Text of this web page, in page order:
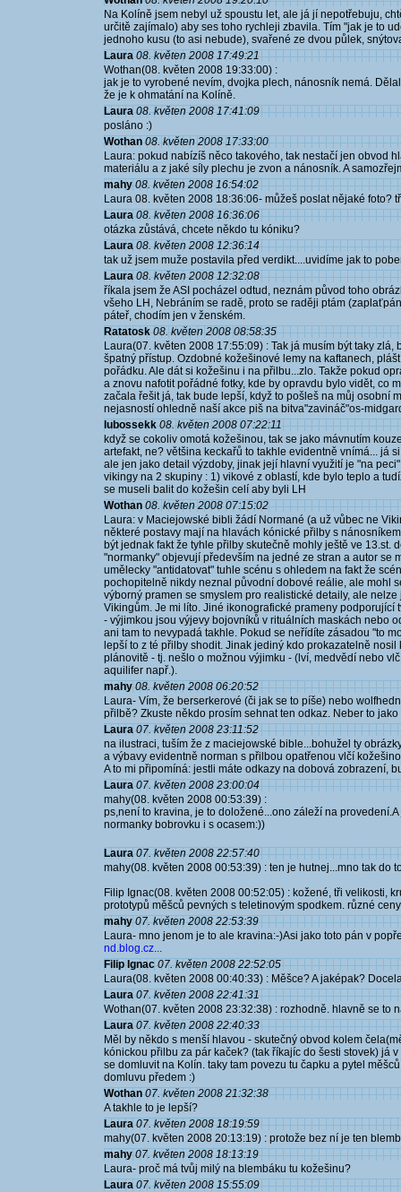
Na Kolíně jsem nebyl už spoustu let, ale já jí nepotřebuju,
určitě zajímalo) aby ses toho rychleji zbavila. Tím "jak je to
jednoho kusu (to asi nebude), svařené ze dvou půlek,
Laura 08. květen 2008 17:49:21
Wothan(08. květen 2008 19:33:00) :
jak je to vyrobené nevím, dvojka plech, nánosník nemá.
že je k ohmatání na Kolíně.
Laura 08. květen 2008 17:41:09
posláno :)
Wothan 08. květen 2008 17:33:00
Laura: pokud nabízíš něco takového, tak nestačí jen obvod
materiálu a z jaké síly plechu je zvon a nánosník. A
mahy 08. květen 2008 16:54:02
Laura 08. květen 2008 18:36:06- můžeš poslat nějaké foto?
Laura 08. květen 2008 16:36:06
otázka zůstává, chcete někdo tu kóniku?
Laura 08. květen 2008 12:36:14
tak už jsem muže postavila před verdikt....uvidíme jak to
Laura 08. květen 2008 12:32:08
říkala jsem že ASI pocházel odtud, neznám původ toho
všeho LH, Nebráním se radě, proto se raději ptám
páteř, chodím jen v ženském.
Ratatosk 08. květen 2008 08:58:35
Laura(07. květen 2008 17:55:09) : Tak já musím být taky
špatný přístup. Ozdobné kožešinové lemy na kaftanech,
pořádku. Ale dát si kožešinu i na přilbu...zlo. Takže pokud
a znovu nafotit pořádné fotky, kde by opravdu bylo vidět, co
začala řešit já, tak bude lepší, když to pošleš na můj osobní
nejasností ohledně naší akce piš na bitva"zavináč"os-
lubossekk 08. květen 2008 07:22:11
když se cokoliv omotá kožešinou, tak se jako mávnutím
artefakt, ne? většina keckařů to takhle evidentně vnímá... já
ale jen jako detail výzdoby, jinak její hlavní využití je "na
vikingy na 2 skupiny : 1) vikové z oblastí, kde bylo teplo a
se museli balit do kožešin celí aby byli LH
Wothan 08. květen 2008 07:15:02
Laura: v Maciejowské bibli žádí Normané (a už vůbec ne
některé postavy mají na hlavách kónické přilby s
být jednak fakt že tyhle přilby skutečně mohly ještě ve 13.st.
"normanky" objevují především na jedné ze stran a autor se
umělecky "antidatovat" tuhle scénu s ohledem na fakt že
pochopitelně nikdy neznal původní dobové reálie, ale mohl
výborný pramen se smyslem pro realistické detaily, ale
Vikingům. Je mi líto. Jiné ikonografické prameny
- výjimkou jsou výjevy bojovníků v rituálních maskách nebo
ani tam to nevypadá takhle. Pokud se neřídíte zásadou "to
lepší to z té přilby shodit. Jinak jediný kdo prokazatelně
plánovitě - tj. nešlo o možnou výjimku - (lví, medvědí nebo
aquilifer např.).
mahy 08. květen 2008 06:20:52
Laura- Vím, že berserkerové (či jak se to píše) nebo
přilbě? Zkuste někdo prosím sehnat ten odkaz. Neber to
Laura 07. květen 2008 23:11:52
na ilustraci, tuším že z maciejowské bible...bohužel ty
a výbavy evidentně norman s přilbou opatřenou vlčí
A to mi připomíná: jestli máte odkazy na dobová zobrazení,
Laura 07. květen 2008 23:00:04
mahy(08. květen 2008 00:53:39) :
ps,není to kravina, je to doložené...ono záleží na
normanky bobrovku i s ocasem:))
Laura 07. květen 2008 22:57:40
mahy(08. květen 2008 00:53:39) : ten je hutnej...mno tak do
Filip Ignac(08. květen 2008 00:52:05) : kožené, tři velikosti,
prototypů měšců pevných s teletinovým spodkem. různé
mahy 07. květen 2008 22:53:39
Laura- mno jenom je to ale kravina:-)Asi jako toto pán v
nd.blog.cz...
Filip Ignac 07. květen 2008 22:52:05
Laura(08. květen 2008 00:40:33) : Měšce? A jaképak?
Laura 07. květen 2008 22:41:31
Wothan(07. květen 2008 23:32:38) : rozhodně. hlavně se to
Laura 07. květen 2008 22:40:33
Měl by někdo s menší hlavou - skutečný obvod kolem
kónickou přilbu za pár kaček? (tak říkajíc do šesti stovek) já
se domluvit na Kolín. taky tam povezu tu čapku a pytel
domluvu předem :)
Wothan 07. květen 2008 21:32:38
A takhle to je lepší?
Laura 07. květen 2008 18:19:59
mahy(07. květen 2008 20:13:19) : protože bez ní je ten
mahy 07. květen 2008 18:13:19
Laura- proč má tvůj milý na blembáku tu kožešinu?
Laura 07. květen 2008 15:55:09